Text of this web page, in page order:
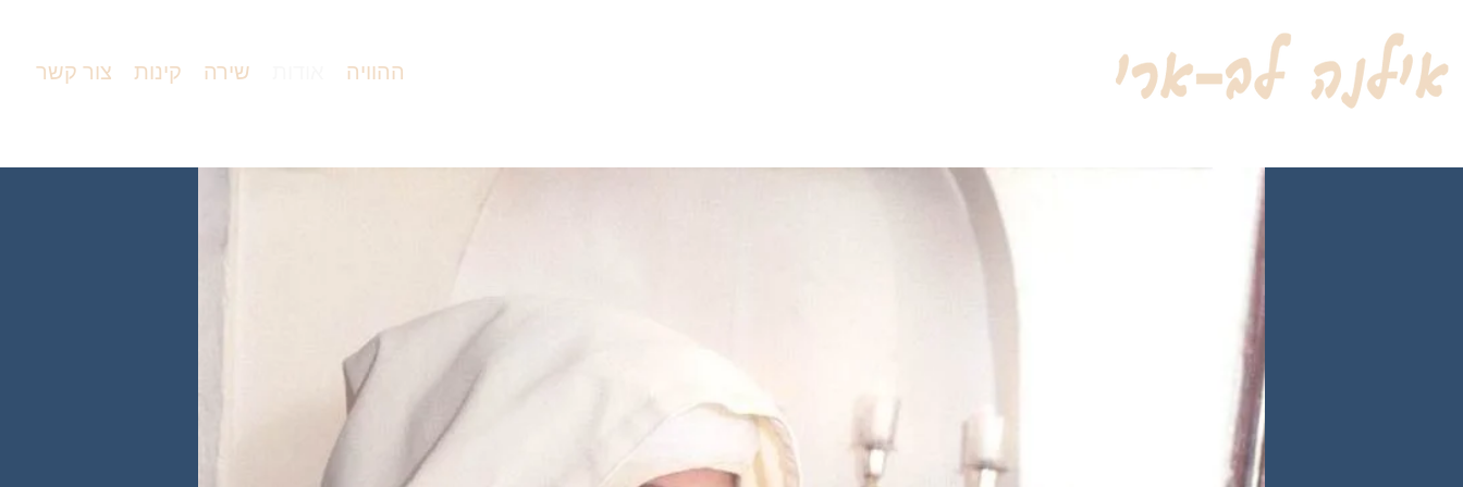
צור קשר קינות שירה ההוויה